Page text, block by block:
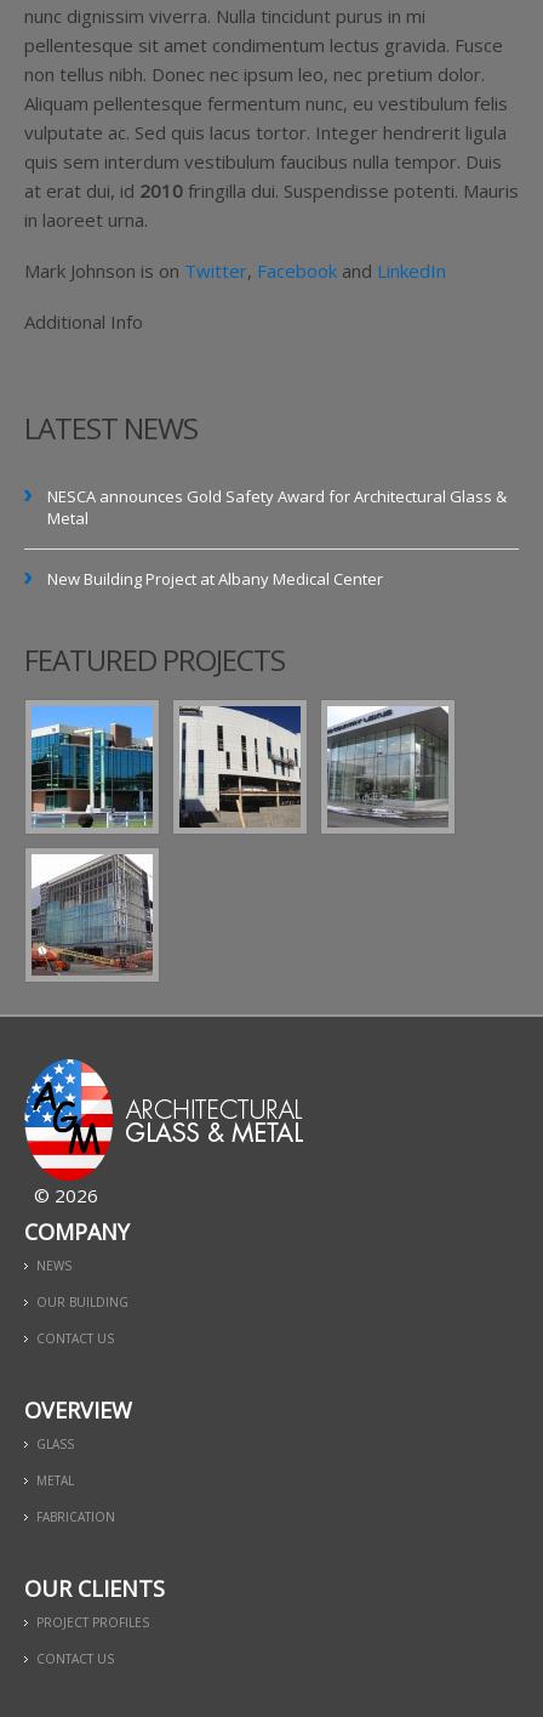
nunc dignissim viverra. Nulla tincidunt purus in mi
pellentesque sit amet condimentum lectus gravida. Fusce
non tellus nibh. Donec nec ipsum leo, nec pretium dolor.
Aliquam pellentesque fermentum nunc, eu vestibulum felis
vulputate ac. Sed quis lacus tortor. Integer hendrerit ligula
quis sem interdum vestibulum faucibus nulla tempor. Duis
at erat dui, id 2010 fringilla dui. Suspendisse potenti. Mauris
in laoreet urna.
Mark Johnson is on Twitter, Facebook and LinkedIn
Additional Info
LATEST NEWS
NESCA announces Gold Safety Award for Architectural Glass &
Metal
New Building Project at Albany Medical Center
FEATURED PROJECTS
© 2026
COMPANY
NEWS
OUR BUILDING
CONTACT US
OVERVIEW
GLASS
METAL
FABRICATION
OUR CLIENTS
PROJECT PROFILES
CONTACT US